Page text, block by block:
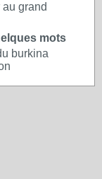
grand
mots
burkina